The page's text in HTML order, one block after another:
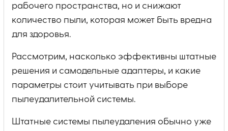
рабочего пространства, но и снижают
количество пыли, которая может быть вредна
для здоровья.
Рассмотрим, насколько эффективны штатные
решения и самодельные адаптеры, и какие
параметры стоит учитывать при выборе
пылеудалительной системы.
Штатные системы пылеудаления обычно уже